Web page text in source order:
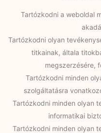
Tartózkodni a weboldal
Tartózkodni olyan
titkainak, általa
megszerzésére,
Tartózkodni minden
szolgáltatásra
Tartózkodni minden olyan
informatikai
Tartózkodni minden olyan